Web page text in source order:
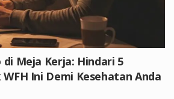
di Meja Kerja: Hindari 5
Ini Demi Kesehatan Anda